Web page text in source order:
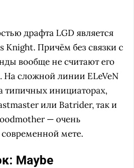
драфта LGD является
Knight. Причём без связки с
вообще не считают его
сложной линии ELeVeN
типичных инициаторах,
или Batrider, так и
— очень
мете.
Maybe